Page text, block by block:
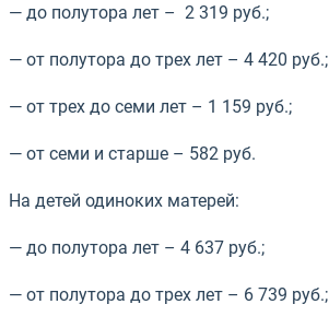
— до полутора лет – 2 319 руб.;
— от полутора до трех лет – 4 420 руб.;
— от трех до семи лет – 1 159 руб.;
— от семи и старше – 582 руб.
На детей одиноких матерей:
— до полутора лет – 4 637 руб.;
— от полутора до трех лет – 6 739 руб.;